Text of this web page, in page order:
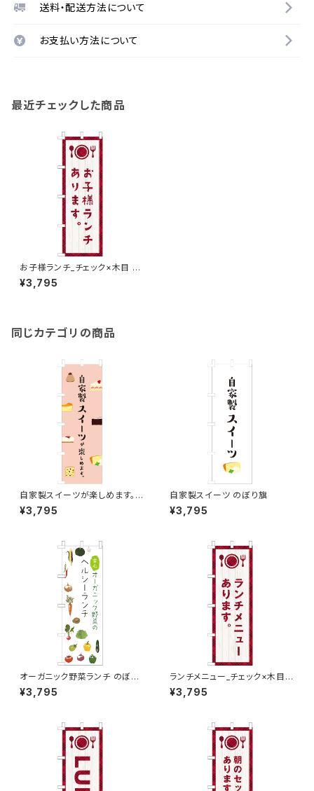
送料・配送方法について
お支払い方法について
最近チェックした商品
お子様ランチ_チェック×木目 の
ぼり旗
¥3,795
同じカテゴリの商品
自家製スイーツが楽しめます。
ピンク のぼり旗
¥3,795
自家製スイーツ のぼり旗
¥3,795
オーガニック野菜ランチ のぼり
旗
¥3,795
ランチメニュー_チェック×木目
のぼり旗
¥3,795